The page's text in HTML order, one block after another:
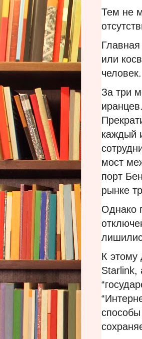
Тем не
или
человек.
За три
каждый
мост
порт
рынке
Однако
К этому
Starlink,